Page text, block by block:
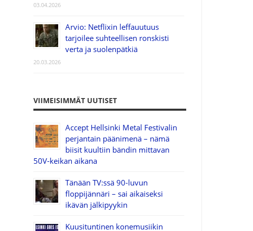
03.04.2026
Arvio: Netflixin leffauutuus
tarjoilee suhteellisen ronskisti
verta ja suolenpätkiä
20.03.2026
VIIMEISIMMÄT UUTISET
Accept Hellsinki Metal Festivalin
perjantain päänimenä – nämä
biisit kuultiin bändin mittavan
50V-keikan aikana
Tänään TV:ssä 90-luvun
floppijännäri – sai aikaiseksi
ikävän jälkipyykin
Kuusituntinen konemusiikin